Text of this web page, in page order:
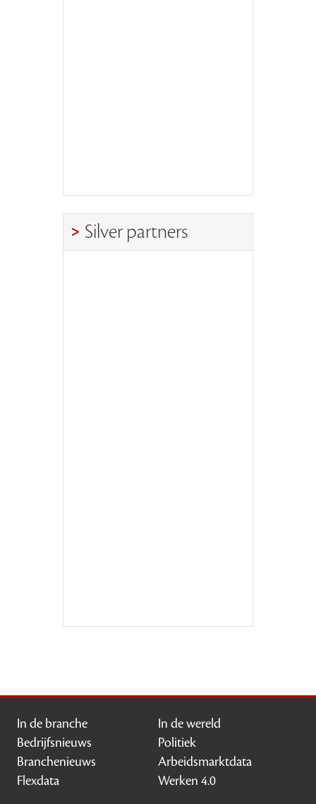
Silver partners
In de branche
Bedrijfsnieuws
Branchenieuws
Flexdata
In de wereld
Politiek
Arbeidsmarktdata
Werken 4.0